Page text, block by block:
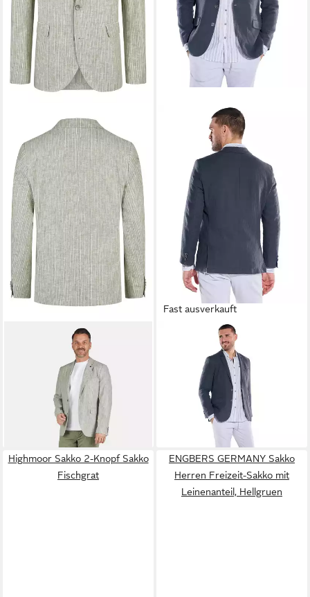
Sakko Sakko Leinen Stripe
UVP179,99 €
lieferbar - in 2-3 Werktagen bei dir
Fast ausverkauft
EMILIO ADANI
Sakko Herren Sakko aus
Leinenmischqualität,
Schwarzbraun
111,99 €
159,99 €
lieferbar - in 2-3 Werktagen bei dir
Highmoor Sakko 2-Knopf Sakko
Fischgrat
ENGBERS GERMANY Sakko
Herren Freizeit-Sakko mit
Leinenanteil, Hellgruen